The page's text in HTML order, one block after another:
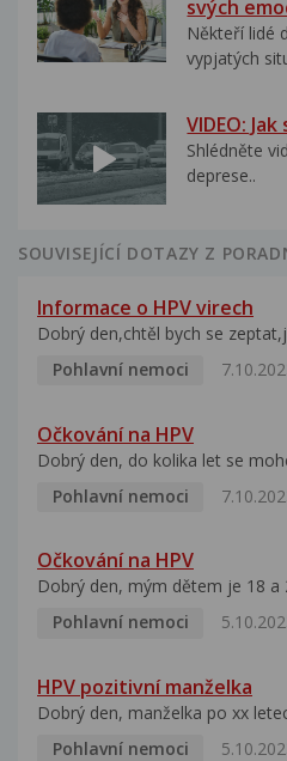
svých
Někteří lidé
vypjatých
VIDEO:
Shlédněte
deprese..
SOUVISEJÍCÍ DOTAZY Z
Informace o HPV virech
Dobrý den,chtěl bych se
Pohlavní nemoci
Očkování na HPV
Dobrý den, do kolika let se
Pohlavní nemoci
Očkování na HPV
Dobrý den, mým dětem je 18 a
Pohlavní nemoci
HPV pozitivní manželka
Dobrý den, manželka po xx
Pohlavní nemoci